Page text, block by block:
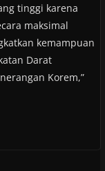
tinggi karena
maksimal
kemampuan
Darat
Korem,”